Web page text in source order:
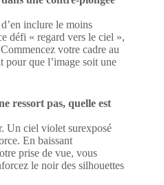
inclure le moins
défi « regard vers le ciel »,
votre cadre au
pour que l’image soit une
ressort pas, quelle est
Un ciel violet surexposé
En baissant
prise de vue, vous
le noir des silhouettes